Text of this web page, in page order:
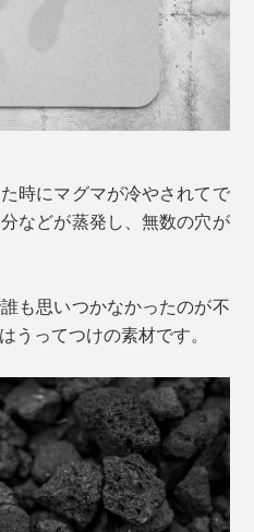
時にマグマが冷やされてで
などが蒸発し、無数の穴が
も思いつかなかったのが不
うってつけの素材です。